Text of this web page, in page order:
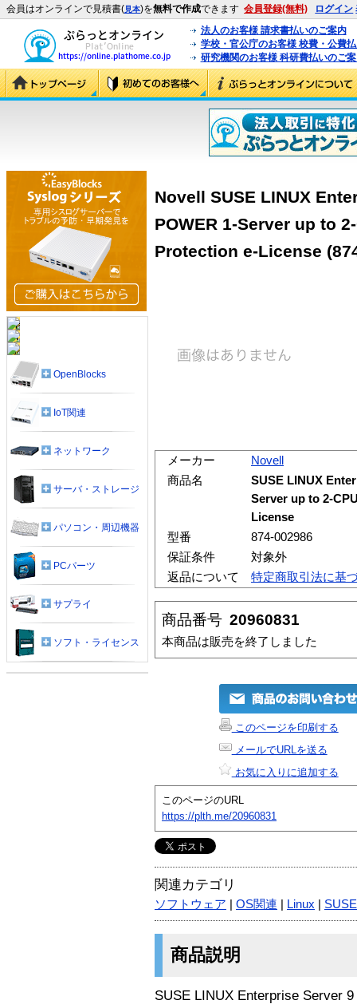
会員はオンラインで見積書(見本)を無料で作成できます 会員登録(無料) ログイン
法人のお客様 請求書払いのご案内
学校・官公庁のお客様 校費・公費
研究機関のお客様 科研費払いのご
Novell SUSE LINUX
POWER 1-Server up to
Protection e-License
メーカー
Novell
商品名
SUSE LINUX
Server up to 2-
License
型番
874-002986
保証条件
対象外
返品について
特定商取引法に基
商品番号 20960831
本商品は販売を終了しました
このページを印刷する
メールでURLを送る
お気に入りに追加する
このページのURL
https://plth.me/20960831
関連カテゴリ
ソフトウェア OS関連 Linux SUSE
商品説明
SUSE LINUX Enterprise Server
OpenBlocks
IoT関連
ネットワーク
サーバ・ストレージ
パソコン・周辺機器
PCパーツ
サプライ
ソフト・ライセンス